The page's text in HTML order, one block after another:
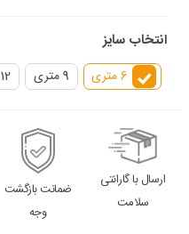
انتخاب سایز
6 متری 9 متری 12 متری
ارسال با گارانتی
سلامت
ضمانت بازگشت
وجه